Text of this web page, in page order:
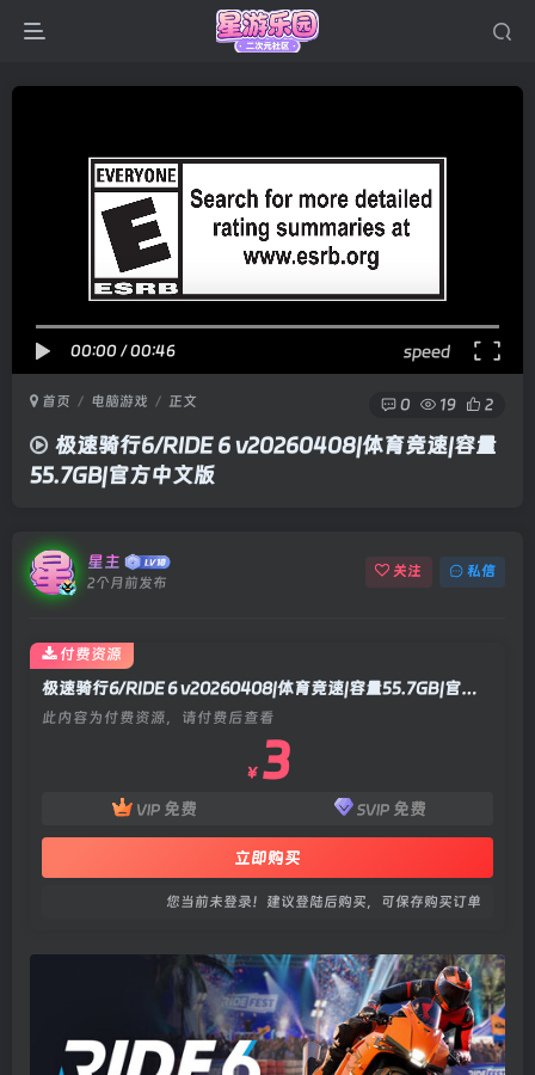
00:00 /00:46 speed
首页 电脑游戏 正文 0 19 2
极速骑行6/RIDE 6 v20260408|体育竞速|容量
55.7GB|官方中文版
星主
2个月前发布
关注 私信
极速骑行6/RIDE 6 v20260408|体育竞速|容量55.7GB|官方中文版
此内容为付费资源，请付费后查看
￥ 3
VIP 免费 SVIP 免费
立即购买
您当前未登录！建议登陆后购买，可保存购买订单
付费资源